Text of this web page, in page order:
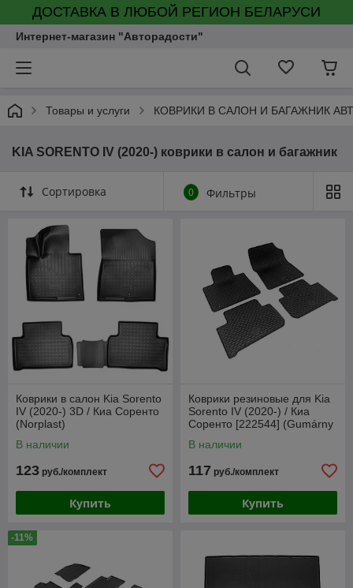
ДОСТАВКА В ЛЮБОЙ РЕГИОН БЕЛАРУСИ
Интернет-магазин "Авторадости"
Товары и услуги КОВРИКИ В САЛОН И БАГАЖНИК
KIA SORENTO IV (2020-) коврики в салон и багажник
Сортировка 0 Фильтры
Коврики в салон Kia Sorento
IV (2020-) 3D / Киа Соренто
(Norplast)
В наличии
123 руб./комплект
Купить
Коврики резиновые для Kia
Sorento IV (2020-) / Киа
Соренто [222544] (Gumárny
В наличии
117 руб./комплект
Купить
-11%